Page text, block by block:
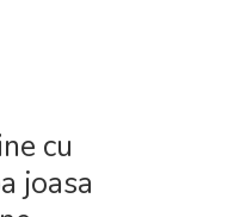
cu
joasa